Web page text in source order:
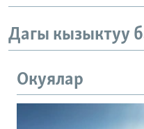
Дагы кызыктуу
Окуялар